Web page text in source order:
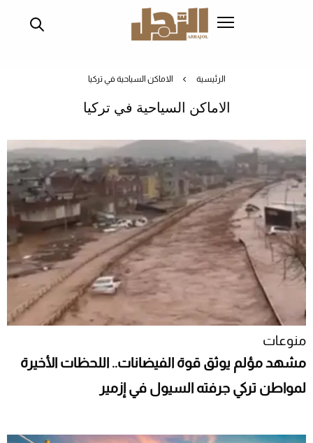
الرئيسية الاماكن السياحية في تركيا
الاماكن السياحية في تركيا
منوعات
مشهد مؤلم يوثق قوة الفيضانات.. اللحظات الأخيرة
لمواطن تركي جرفته السيول في إزمير